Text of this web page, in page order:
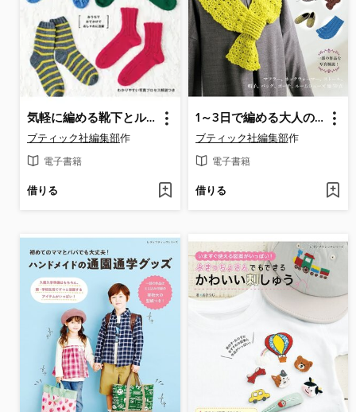
気軽に編める靴下とルームシューズ
ブティック社編集部作
電子書籍
借りる
1～3日で編める大人の手編みこもの
ブティック社編集部作
電子書籍
借りる